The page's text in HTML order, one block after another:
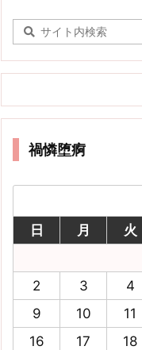
禍憐堕痾
日
月 火
2
3 4
9
10 11
16
17 18